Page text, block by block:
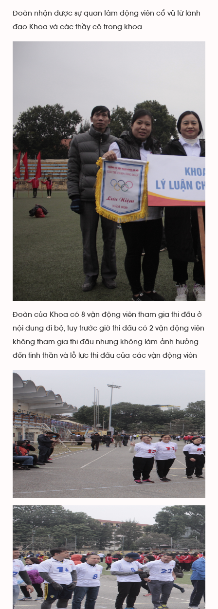
Đoàn nhận được sự quan tâm động viên cổ vũ từ lãnh
đạo Khoa và các thầy cô trong khoa
Đoàn của Khoa có 8 vận động viên tham gia thi đấu ở
nội dung đi bộ, tuy trước giờ thi đấu có 2 vận động viên
không tham gia thi đấu nhưng không làm ảnh hưởng
đến tinh thần và lỗ lực thi đấu của các vận động viên